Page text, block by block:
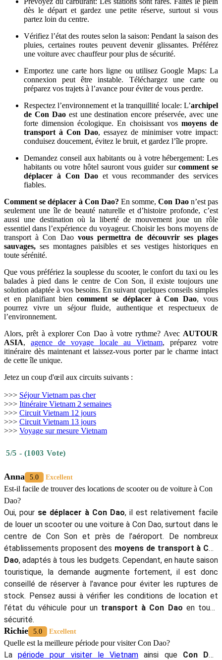
dès le départ et gardez une petite réserve, surtout si vous
partez loin du centre.
Vérifiez l’état des routes selon la saison: Pendant la saison des
pluies, certaines routes peuvent devenir glissantes. Préférez
une voiture avec chauffeur pour plus de sécurité.
Emportez une carte hors ligne ou utilisez Google Maps: La
connexion peut être instable. Téléchargez une carte ou
préparez vos trajets à l’avance pour éviter de vous perdre.
Respectez l’environnement et la tranquillité locale: L’archipel
de Con Daoest une destination encore préservée, avec une
forte dimension écologique. En choisissant vos moyens de
transport à Con Dao, essayez de minimiser votre impact:
conduisez doucement, évitez le bruit, et gardez l’île propre.
Demandez conseil aux habitants ou à votre hébergement: Les
habitants ou votre hôtel sauront vous guider sur comment se
déplacer à Con Daoet vous recommander des services
fiables.
Comment se déplacer à Con Dao? En somme,Con Daon’est pas
seulement une île de beauté naturelle et d’histoire profonde, c’est
aussi une destination où la liberté de mouvement joue un rôle
essentiel dans l’expérience du voyageur. Choisir les bons moyens de
transport à Con Daovous permettra de découvrir ses plages
sauvages, ses montagnes paisibles et ses vestiges historiques en
toute sérénité.
Que vous préfériez la souplesse du scooter, le confort du taxi ou les
balades à pied dans le centre de Con Son, il existe toujours une
solution adaptée à vos besoins. En suivant quelques conseils simples
et en planifiant biencomment se déplacer à Con Dao, vous
pourrez vivre un séjour fluide, authentique et respectueux de
l’environnement.
Alors, prêt à explorer Con Dao à votre rythme? Avec AUTOUR
ASIA,agence de voyage locale au Vietnam, préparez votre
itinéraire dès maintenant et laissez-vous porter par le charme intact
de cette île unique.
Jetez un coup d'œil aux circuits suivants :
>>> Séjour Vietnam pas cher
>>> Itinéraire Vietnam 2 semaines
>>> Circuit Vietnam 12 jours
>>> Circuit Vietnam 13 jours
>>> Voyage sur mesure Vietnam
5/5 - (1003 Vote)
Anna 5.0 Excellent
Est-il facile de trouver des locations de scooter ou de voiture à Con
Dao?
Oui, pour se déplacer à Con Dao, il est relativement facile
de louer un scooter ou une voiture à Con Dao, surtout dans le
centre de Con Son et près de l’aéroport. De nombreux
établissements proposent des moyens de transport à Con
Dao, adaptés à tous les budgets. Cependant, en haute saison
touristique, la demande augmente fortement, il est donc
conseillé de réserver à l’avance pour éviter les ruptures de
stock. Pensez aussi à vérifier les conditions de location et
l’état du véhicule pour untransport à Con Dao en toute
sécurité.
Richie 5.0 Excellent
Quelle est la meilleure période pour visiter Con Dao?
Lapériode pour visiter le Vietnam ainsi que Con Dao